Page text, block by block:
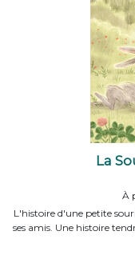
La
À
L'histoire d'une petite
ses amis. Une histoire